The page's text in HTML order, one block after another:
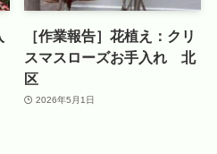
［作業報告］花植え：クリ
スマスローズお手入れ 北
区
2026年5月1日